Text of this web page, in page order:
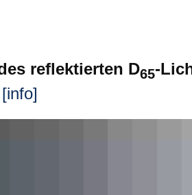
reflektierten D65-
[info]